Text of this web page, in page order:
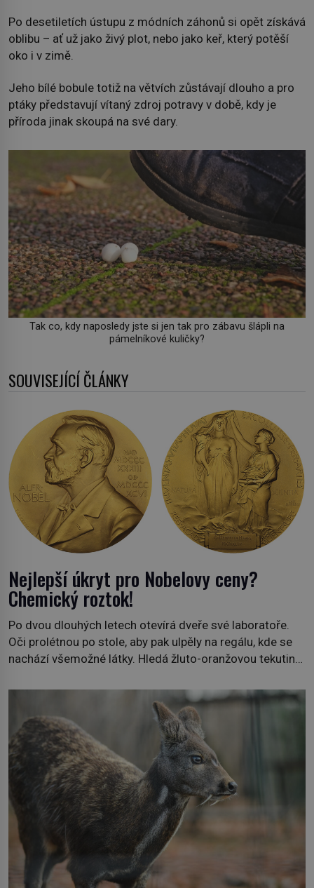
Po desetiletích ústupu z módních záhonů si opět získává
oblibu – ať už jako živý plot, nebo jako keř, který potěší
oko i v zimě.
Jeho bílé bobule totiž na větvích zůstávají dlouho a pro
ptáky představují vítaný zdroj potravy v době, kdy je
příroda jinak skoupá na své dary.
Tak co, kdy naposledy jste si jen tak pro zábavu šlápli na
pámelníkové kuličky?
SOUVISEJÍCÍ ČLÁNKY
Nejlepší úkryt pro Nobelovy ceny?
Chemický roztok!
Po dvou dlouhých letech otevírá dveře své laboratoře.
Oči prolétnou po stole, aby pak ulpěly na regálu, kde se
nachází všemožné látky. Hledá žluto-oranžovou tekutinu,
plán dokončit. Pod termínem aqua regia se skrývá
směs s názvem lučavka královská. Svůj přídomek nemá
pro nic za nic, […]